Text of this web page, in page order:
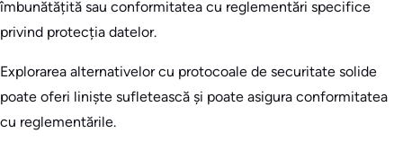
îmbunătățită sau conformitatea cu reglementări specifice
privind protecția datelor.
Explorarea alternativelor cu protocoale de securitate solide
poate oferi liniște sufletească și poate asigura conformitatea
cu reglementările.